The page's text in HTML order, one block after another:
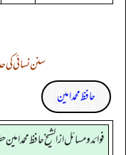
سنن نسائی کی حدیث نمبر
حافظ محمد امین
فوائد ومسائل از الشيخ حافظ محمد